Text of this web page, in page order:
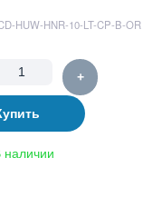
HUW-HNR-10-LT-CP-B-OR
+
наличии